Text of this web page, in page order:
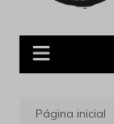
Página inicial